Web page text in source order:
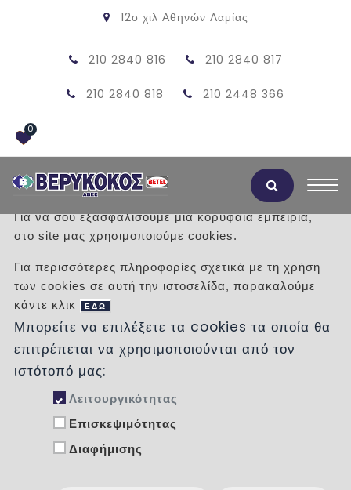
12ο χιλ Αθηνών Λαμίας
210 2840 816 210 2840 817
210 2840 818 210 2448 366
0
/ Προϊόντα / ΕΙΔΗ ΥΓΙΕΙΝΗΣ
ΝΙΠΤΗΡΕΣ
ΕΝΘΕΤΟΙ - ΗΜΙΕΝΘΕΤΟΙ
Κατηγορίες
Ταξινόμηση :
Αποδοχή Cookies
Για να σου εξασφαλίσουμε μια κορυφαία εμπειρία,
στο site μας χρησιμοποιούμε cookies.
Για περισσότερες πληροφορίες σχετικά με τη χρήση
των cookies σε αυτή την ιστοσελίδα, παρακαλούμε
κάντε κλικ
ΕΔΩ
Μπορείτε να επιλέξετε τα cookies τα οποία θα
επιτρέπεται να χρησιμοποιούνται από τον
ιστότοπό μας:
Λειτουργικότητας
Επισκεψιμότητας
Διαφήμισης